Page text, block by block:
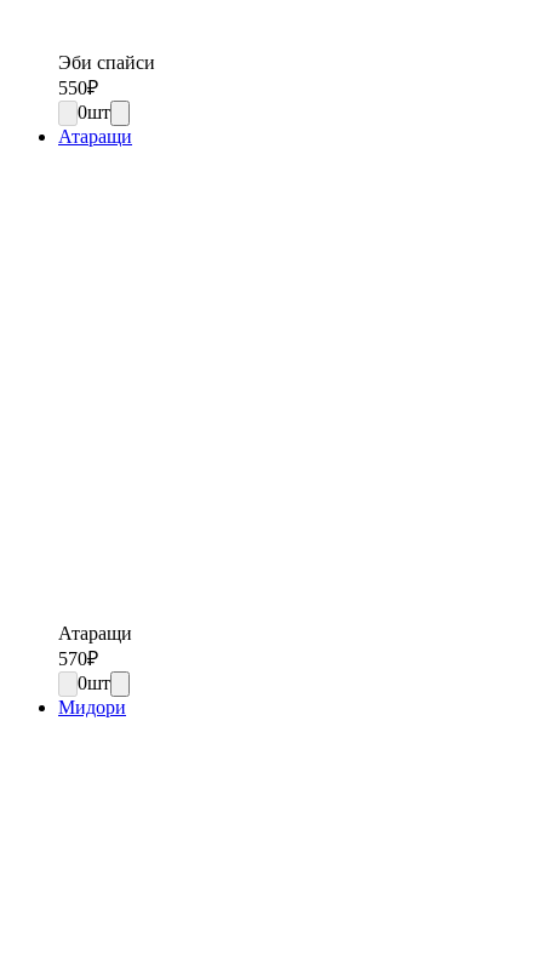
Эби спайси
550₽
0шт
Атаращи
Атаращи
570₽
0шт
Мидори